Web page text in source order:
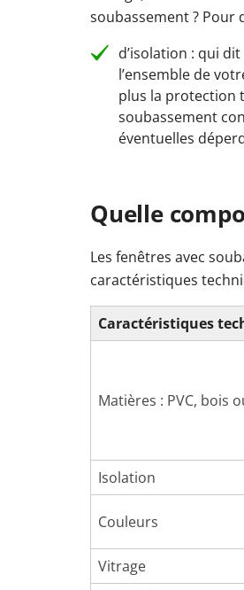
soubassement ? Pour
d’isolation : qui
l’ensemble de
plus la protection
soubassement
éventuelles
Quelle
Les fenêtres avec
caractéristiques
Caractéristiques
Matières : PVC, bois
Isolation
Couleurs
Vitrage